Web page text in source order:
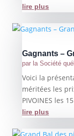
lire plus
Gagnants –
par la Société
Voici la
méritées les
PIVOINES les
lire plus